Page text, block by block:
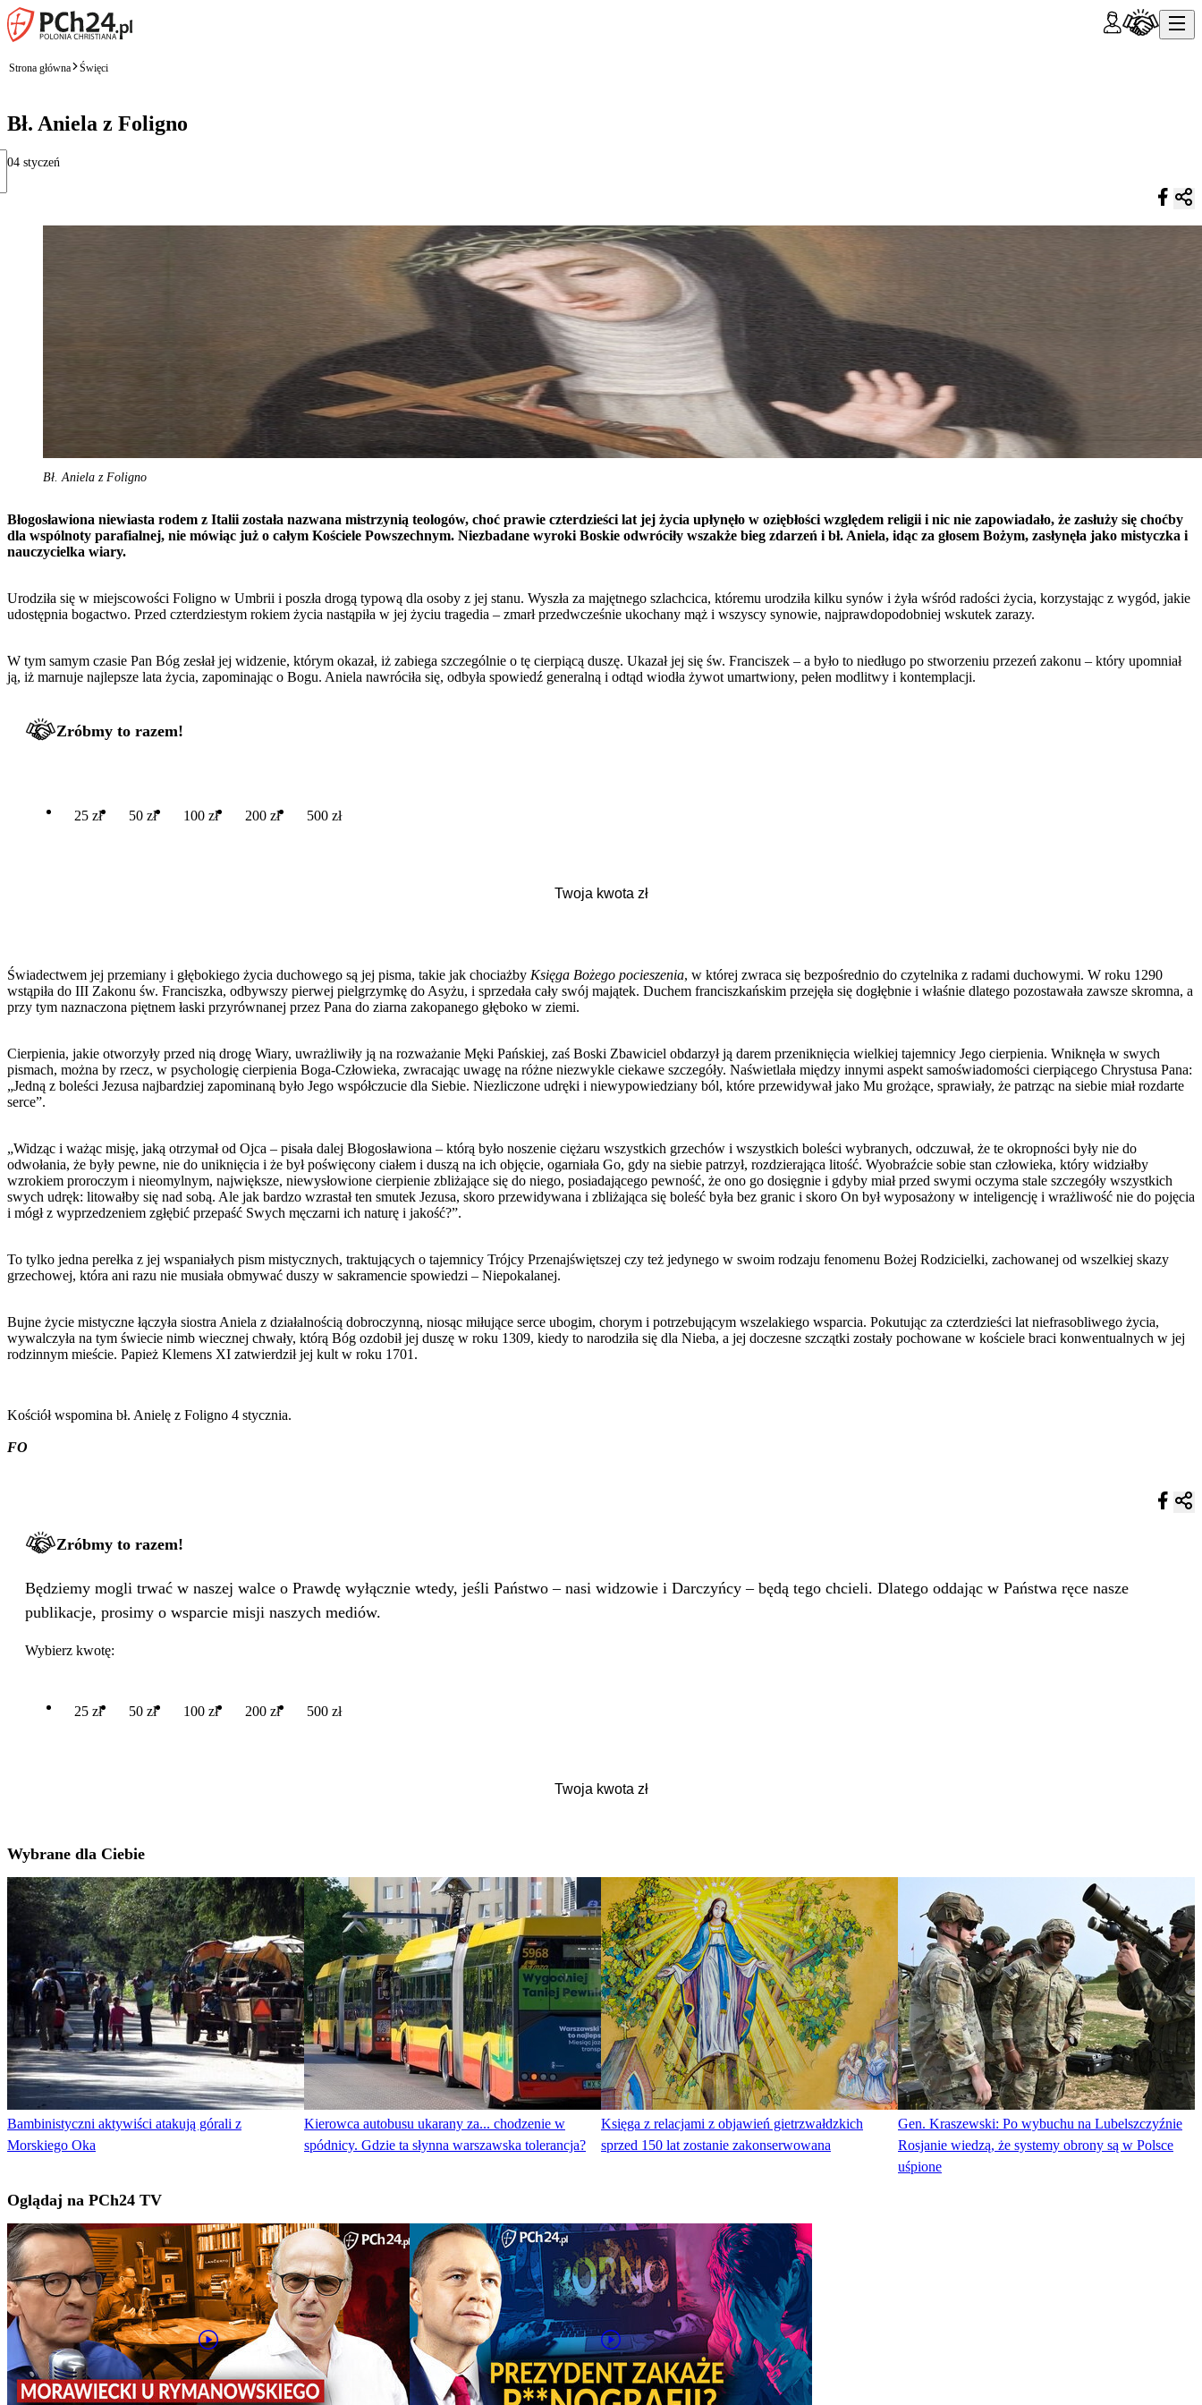
Strona główna Święci
Bł. Aniela z Foligno
04 styczeń
Bł. Aniela z Foligno
Błogosławiona niewiasta rodem z Italii została nazwana mistrzynią teologów, choć prawie czterdzieści lat jej życia upłynęło w oziębłości względem religii i nic nie zapowiadało, że zasłuży się choćby
dla wspólnoty parafialnej, nie mówiąc już o całym Kościele Powszechnym. Niezbadane wyroki Boskie odwróciły wszakże bieg zdarzeń i bł. Aniela, idąc za głosem Bożym, zasłynęła jako mistyczka i
nauczycielka wiary.
Urodziła się w miejscowości Foligno w Umbrii i poszła drogą typową dla osoby z jej stanu. Wyszła za majętnego szlachcica, któremu urodziła kilku synów i żyła wśród radości życia, korzystając z wygód, jakie
udostępnia bogactwo. Przed czterdziestym rokiem życia nastąpiła w jej życiu tragedia – zmarł przedwcześnie ukochany mąż i wszyscy synowie, najprawdopodobniej wskutek zarazy.
W tym samym czasie Pan Bóg zesłał jej widzenie, którym okazał, iż zabiega szczególnie o tę cierpiącą duszę. Ukazał jej się św. Franciszek – a było to niedługo po stworzeniu przezeń zakonu – który upomniał
ją, iż marnuje najlepsze lata życia, zapominając o Bogu. Aniela nawróciła się, odbyła spowiedź generalną i odtąd wiodła żywot umartwiony, pełen modlitwy i kontemplacji.
Zróbmy to razem!
25 zł 50 zł 100 zł 200 zł 500 zł
Świadectwem jej przemiany i głębokiego życia duchowego są jej pisma, takie jak chociażby Księga Bożego pocieszenia, w której zwraca się bezpośrednio do czytelnika z radami duchowymi. W roku 1290
wstąpiła do III Zakonu św. Franciszka, odbywszy pierwej pielgrzymkę do Asyżu, i sprzedała cały swój majątek. Duchem franciszkańskim przejęła się dogłębnie i właśnie dlatego pozostawała zawsze skromna, a
przy tym naznaczona piętnem łaski przyrównanej przez Pana do ziarna zakopanego głęboko w ziemi.
Cierpienia, jakie otworzyły przed nią drogę Wiary, uwrażliwiły ją na rozważanie Męki Pańskiej, zaś Boski Zbawiciel obdarzył ją darem przeniknięcia wielkiej tajemnicy Jego cierpienia. Wniknęła w swych
pismach, można by rzecz, w psychologię cierpienia Boga-Człowieka, zwracając uwagę na różne niezwykle ciekawe szczegóły. Naświetlała między innymi aspekt samoświadomości cierpiącego Chrystusa Pana:
„Jedną z boleści Jezusa najbardziej zapominaną było Jego współczucie dla Siebie. Niezliczone udręki i niewypowiedziany ból, które przewidywał jako Mu grożące, sprawiały, że patrząc na siebie miał rozdarte
serce”.
„Widząc i ważąc misję, jaką otrzymał od Ojca – pisała dalej Błogosławiona – którą było noszenie ciężaru wszystkich grzechów i wszystkich boleści wybranych, odczuwał, że te okropności były nie do
odwołania, że były pewne, nie do uniknięcia i że był poświęcony ciałem i duszą na ich objęcie, ogarniała Go, gdy na siebie patrzył, rozdzierająca litość. Wyobraźcie sobie stan człowieka, który widziałby
wzrokiem proroczym i nieomylnym, największe, niewysłowione cierpienie zbliżające się do niego, posiadającego pewność, że ono go dosięgnie i gdyby miał przed swymi oczyma stale szczegóły wszystkich
swych udręk: litowałby się nad sobą. Ale jak bardzo wzrastał ten smutek Jezusa, skoro przewidywana i zbliżająca się boleść była bez granic i skoro On był wyposażony w inteligencję i wrażliwość nie do pojęcia
i mógł z wyprzedzeniem zgłębić przepaść Swych męczarni ich naturę i jakość?”.
To tylko jedna perełka z jej wspaniałych pism mistycznych, traktujących o tajemnicy Trójcy Przenajświętszej czy też jedynego w swoim rodzaju fenomenu Bożej Rodzicielki, zachowanej od wszelkiej skazy
grzechowej, która ani razu nie musiała obmywać duszy w sakramencie spowiedzi – Niepokalanej.
Bujne życie mistyczne łączyła siostra Aniela z działalnością dobroczynną, niosąc miłujące serce ubogim, chorym i potrzebującym wszelakiego wsparcia. Pokutując za czterdzieści lat niefrasobliwego życia,
wywalczyła na tym świecie nimb wiecznej chwały, którą Bóg ozdobił jej duszę w roku 1309, kiedy to narodziła się dla Nieba, a jej doczesne szczątki zostały pochowane w kościele braci konwentualnych w jej
rodzinnym mieście. Papież Klemens XI zatwierdził jej kult w roku 1701.
Kościół wspomina bł. Anielę z Foligno 4 stycznia.
FO
Zróbmy to razem!
Będziemy mogli trwać w naszej walce o Prawdę wyłącznie wtedy, jeśli Państwo – nasi widzowie i Darczyńcy – będą tego chcieli. Dlatego oddając w Państwa ręce nasze
publikacje, prosimy o wsparcie misji naszych mediów.
Wybierz kwotę:
25 zł 50 zł 100 zł 200 zł 500 zł
Wybrane dla Ciebie
Bambinistyczni aktywiści atakują górali z
Morskiego Oka
Kierowca autobusu ukarany za... chodzenie w
spódnicy. Gdzie ta słynna warszawska tolerancja?
Księga z relacjami z objawień gietrzwałdzkich
sprzed 150 lat zostanie zakonserwowana
Gen. Kraszewski: Po wybuchu na Lubelszczyźnie
Rosjanie wiedzą, że systemy obrony są w Polsce
uśpione
Oglądaj na PCh24 TV